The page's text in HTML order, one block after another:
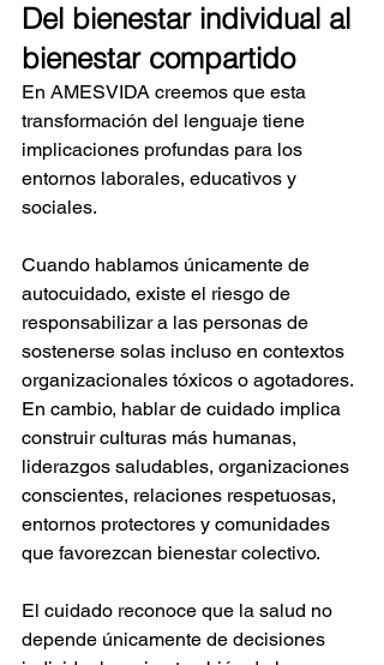
Del bienestar individual al
bienestar compartido
En AMESVIDA creemos que esta
transformación del lenguaje tiene
implicaciones profundas para los
entornos laborales, educativos y
sociales.
Cuando hablamos únicamente de
autocuidado, existe el riesgo de
responsabilizar a las personas de
sostenerse solas incluso en contextos
organizacionales tóxicos o agotadores.
En cambio, hablar de cuidado implica
construir culturas más humanas,
liderazgos saludables, organizaciones
conscientes, relaciones respetuosas,
entornos protectores y comunidades
que favorezcan bienestar colectivo.
El cuidado reconoce que la salud no
depende únicamente de decisiones